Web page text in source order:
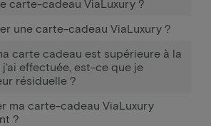
carte-cadeau ViaLuxury ?
une carte-cadeau ViaLuxury ?
carte cadeau est supérieure à la
effectuée, est-ce que je
résiduelle ?
ma carte-cadeau ViaLuxury
?